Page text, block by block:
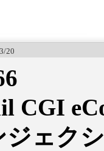
20
CGI
ェク